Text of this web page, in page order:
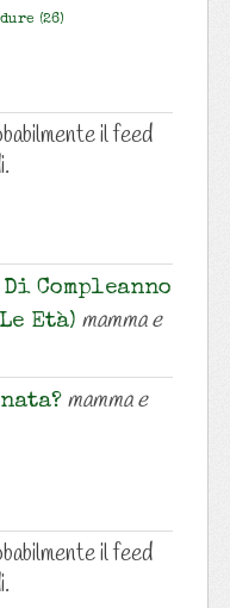
(26)
il feed
Compleanno
Età) mamma e
mamma e
il feed